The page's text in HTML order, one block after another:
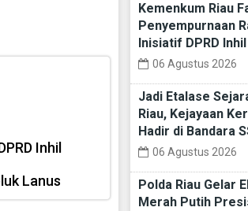
Inhil
Lanus
Kemenkum Riau
Penyempurnaan
Inisiatif DPRD Inhil
06 Agustus 2026
Jadi Etalase
Riau, Kejayaan
Hadir di Bandara
06 Agustus 2026
Polda Riau Gelar
Merah Putih